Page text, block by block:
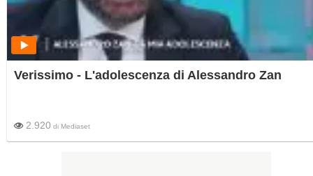
Verissimo - L'adolescenza di Alessandro Zan
2.920 di Mediaset